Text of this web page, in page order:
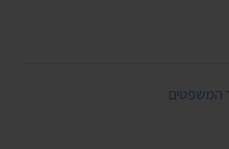
המשפטים